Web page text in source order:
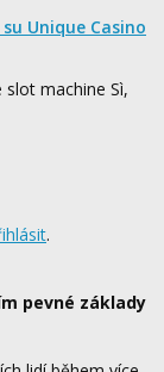
Unique Casino
slot machine Sì,
.
pevné základy